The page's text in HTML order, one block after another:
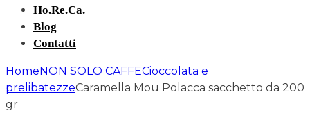
Ho.re.ca.
Blog
Contatti
HomeNON SOLO CAFFECioccolata e
prelibatezzeCaramella Mou Polacca sacchetto da 200
gr